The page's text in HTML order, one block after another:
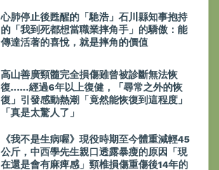
心肺停止後甦醒的「馳浩」石川縣知事抱持
的「我到死都想當職業摔角手」的驕傲：能
傳達活著的喜悅，就是摔角的價值
高山善廣頸髓完全損傷雖曾被診斷無法恢
復……經過6年以上復健，「尋常之外的恢
復」引發感動熱潮「竟然能恢復到這程度」
「真是太驚人了」
《我不是生病喔》現役時期至今體重減輕45
公斤，中西學先生親口透露暴瘦的原因「現
在還是會有麻痺感」頸椎損傷重傷後14年的